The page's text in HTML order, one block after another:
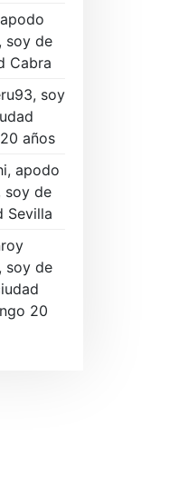
Regístrese ahora GRATIS
soy de
Cabra
soy
años
apodo
soy de
Sevilla
soy de
20